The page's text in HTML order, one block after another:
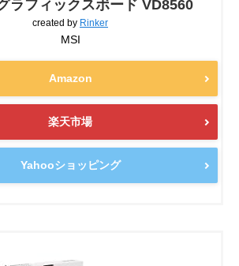
ラフィックスボード VD8560
created by Rinker
MSI
Amazon
楽天市場
Yahooショッピング